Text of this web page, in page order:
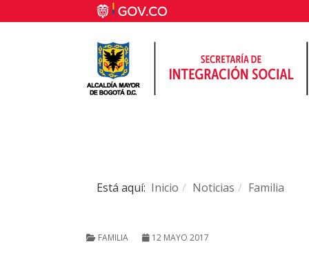
Está aquí: Inicio Noticias Familia
FAMILIA 12 MAYO 2017